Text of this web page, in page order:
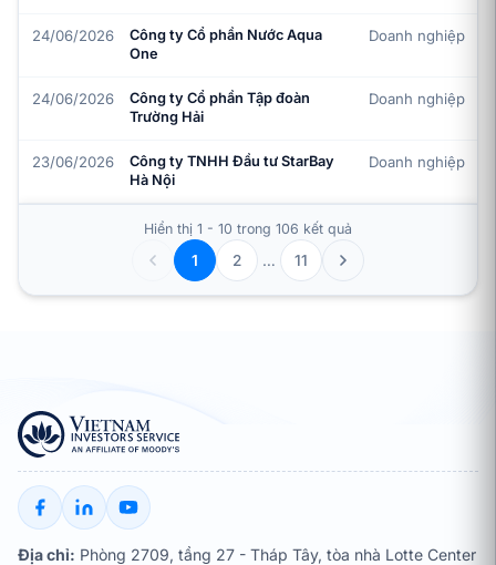
24/06/2026
Công ty Cổ phần Nước Aqua
One
Doanh nghiệp
24/06/2026
Công ty Cổ phần Tập đoàn
Trường Hải
Doanh nghiệp
23/06/2026
Công ty TNHH Đầu tư StarBay
Hà Nội
Doanh nghiệp
Hiển thị 1 - 10 trong 106 kết quả
1 2 … 11
Địa chỉ: Phòng 2709, tầng 27 - Tháp Tây, tòa nhà Lotte Center